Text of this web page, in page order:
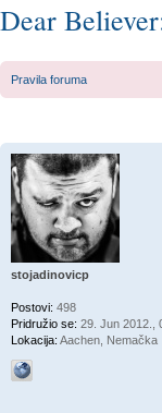
Dear
Pravila foruma
stojadinovicp
Postovi: 498
Pridružio se: 29. Jun 2012.,
Lokacija: Aachen, Nemačka